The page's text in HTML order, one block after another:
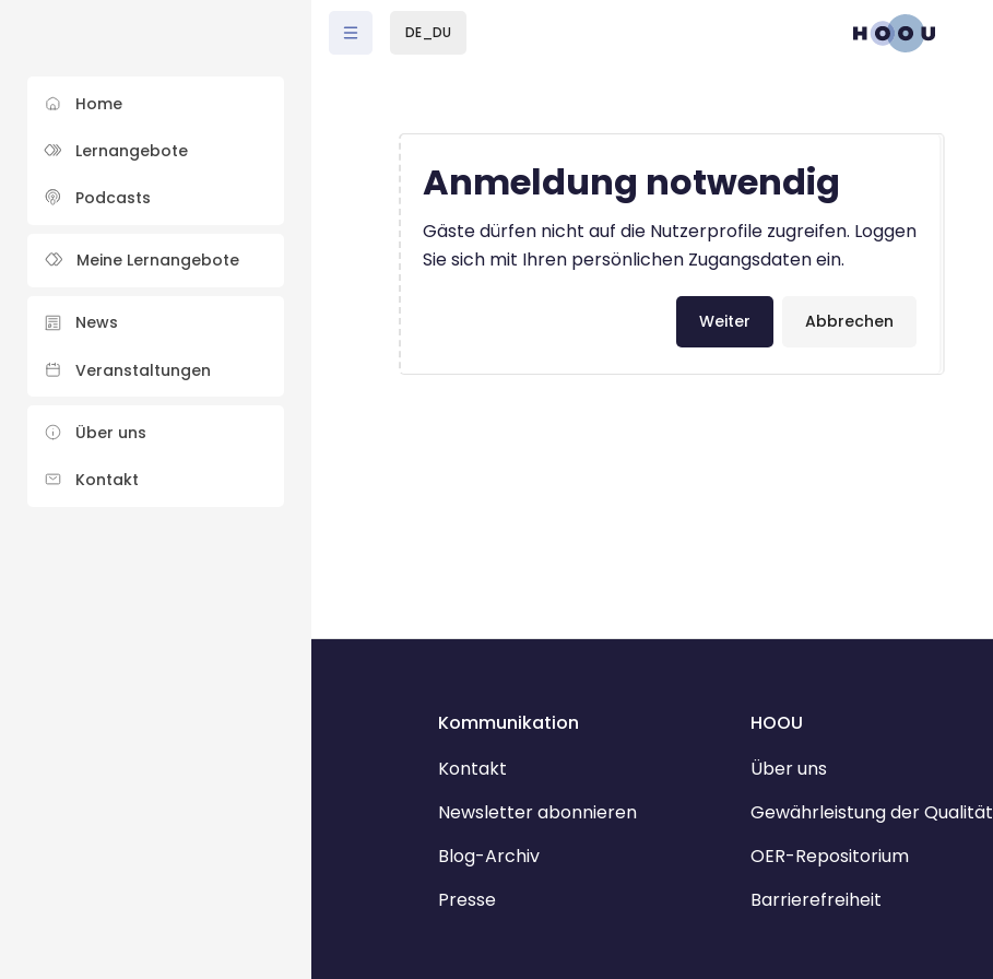
Home
Lernangebote
Podcasts
Meine Lernangebote
News
Veranstaltungen
Über uns
Kontakt
DE_DU
Anmeldung notwendig
Gäste dürfen nicht auf die Nutzerprofile zugreifen. Loggen
Sie sich mit Ihren persönlichen Zugangsdaten ein.
Abbrechen
Weiter
Kommunikation
Kontakt
Newsletter abonnieren
Blog-Archiv
Presse
HOOU
Über uns
Gewährleistung der Qualität
OER-Repositorium
Barrierefreiheit